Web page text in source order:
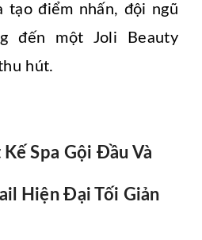
tạo điểm nhấn, đội ngũ
đến một Joli Beauty
hút.
Spa Gội Đầu Và
Hiện Đại Tối Giản